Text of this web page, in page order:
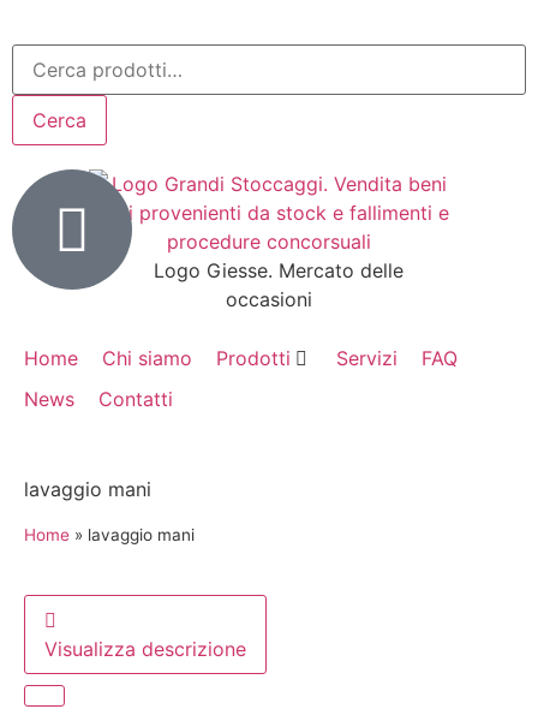
Cerca
Home Chi siamo Prodotti Servizi
FAQ
News
Contatti
lavaggio mani
Home » lavaggio mani
Visualizza descrizione